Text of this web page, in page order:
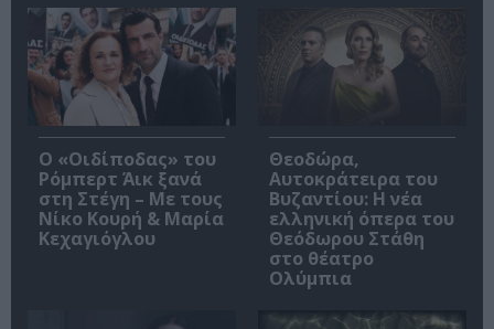
O «Οιδίποδας» του
Ρόμπερτ Άικ ξανά
στη Στέγη – Με τους
Νίκο Κουρή & Μαρία
Κεχαγιόγλου
Θεοδώρα,
Αυτοκράτειρα του
Βυζαντίου: Η νέα
ελληνική όπερα του
Θεόδωρου Στάθη
στο θέατρο
Ολύμπια